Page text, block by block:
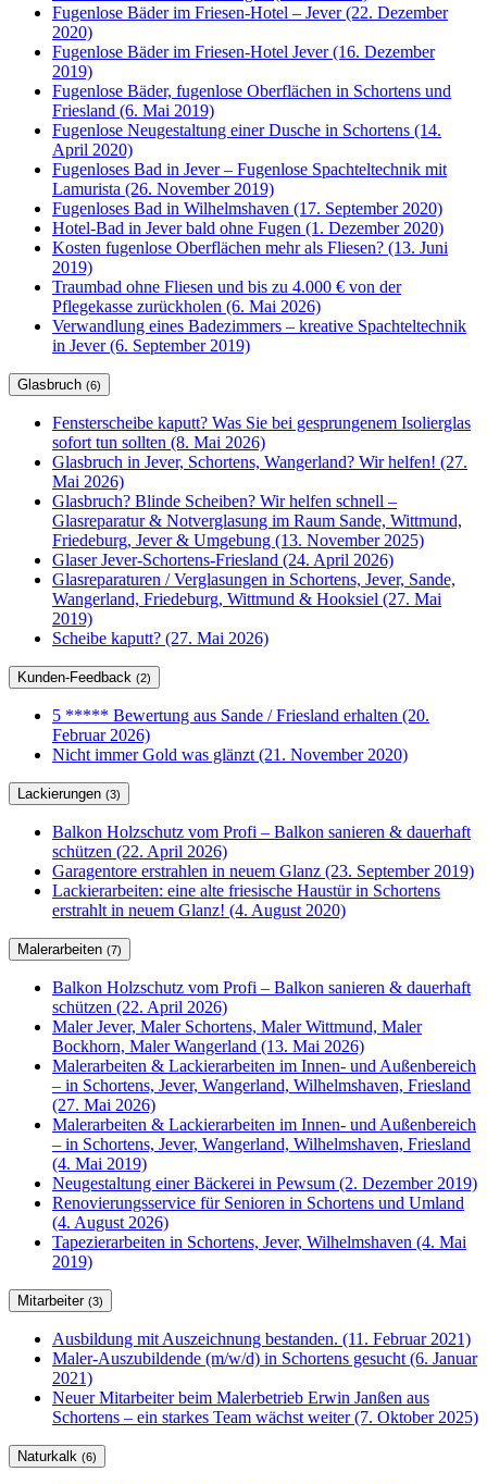
Fugenlose Bäder im Friesen-Hotel – Jever (22. Dezember
2020)
Fugenlose Bäder im Friesen-Hotel Jever (16. Dezember
2019)
Fugenlose Bäder, fugenlose Oberflächen in Schortens und
Friesland (6. Mai 2019)
Fugenlose Neugestaltung einer Dusche in Schortens (14.
April 2020)
Fugenloses Bad in Jever – Fugenlose Spachteltechnik mit
Lamurista (26. November 2019)
Fugenloses Bad in Wilhelmshaven (17. September 2020)
Hotel-Bad in Jever bald ohne Fugen (1. Dezember 2020)
Kosten fugenlose Oberflächen mehr als Fliesen? (13. Juni
2019)
Traumbad ohne Fliesen und bis zu 4.000 € von der
Pflegekasse zurückholen (6. Mai 2026)
Verwandlung eines Badezimmers – kreative Spachteltechnik
in Jever (6. September 2019)
Glasbruch (6)
Fensterscheibe kaputt? Was Sie bei gesprungenem Isolierglas
sofort tun sollten (8. Mai 2026)
Glasbruch in Jever, Schortens, Wangerland? Wir helfen! (27.
Mai 2026)
Glasbruch? Blinde Scheiben? Wir helfen schnell –
Glasreparatur & Notverglasung im Raum Sande, Wittmund,
Friedeburg, Jever & Umgebung (13. November 2025)
Glaser Jever-Schortens-Friesland (24. April 2026)
Glasreparaturen / Verglasungen in Schortens, Jever, Sande,
Wangerland, Friedeburg, Wittmund & Hooksiel (27. Mai
2019)
Scheibe kaputt? (27. Mai 2026)
Kunden-Feedback (2)
5 ***** Bewertung aus Sande / Friesland erhalten (20.
Februar 2026)
Nicht immer Gold was glänzt (21. November 2020)
Lackierungen (3)
Balkon Holzschutz vom Profi – Balkon sanieren & dauerhaft
schützen (22. April 2026)
Garagentore erstrahlen in neuem Glanz (23. September 2019)
Lackierarbeiten: eine alte friesische Haustür in Schortens
erstrahlt in neuem Glanz! (4. August 2020)
Malerarbeiten (7)
Balkon Holzschutz vom Profi – Balkon sanieren & dauerhaft
schützen (22. April 2026)
Maler Jever, Maler Schortens, Maler Wittmund, Maler
Bockhorn, Maler Wangerland (13. Mai 2026)
Malerarbeiten & Lackierarbeiten im Innen- und Außenbereich
– in Schortens, Jever, Wangerland, Wilhelmshaven, Friesland
(27. Mai 2026)
Malerarbeiten & Lackierarbeiten im Innen- und Außenbereich
– in Schortens, Jever, Wangerland, Wilhelmshaven, Friesland
(4. Mai 2019)
Neugestaltung einer Bäckerei in Pewsum (2. Dezember 2019)
Renovierungsservice für Senioren in Schortens und Umland
(4. August 2026)
Tapezierarbeiten in Schortens, Jever, Wilhelmshaven (4. Mai
2019)
Mitarbeiter (3)
Ausbildung mit Auszeichnung bestanden. (11. Februar 2021)
Maler-Auszubildende (m/w/d) in Schortens gesucht (6. Januar
2021)
Neuer Mitarbeiter beim Malerbetrieb Erwin Janßen aus
Schortens – ein starkes Team wächst weiter (7. Oktober 2025)
Naturkalk (6)